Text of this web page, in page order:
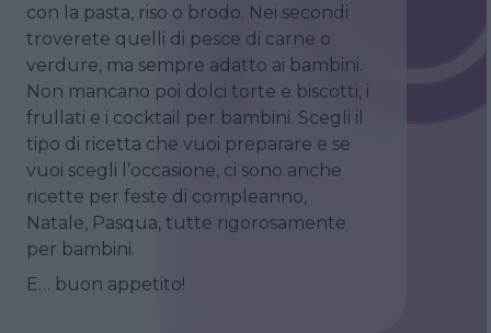
con la pasta, riso o brodo. Nei secondi
troverete quelli di pesce di carne o
verdure, ma sempre adatto ai bambini.
Non mancano poi dolci torte e biscotti, i
frullati e i cocktail per bambini. Scegli il
tipo di ricetta che vuoi preparare e se
vuoi scegli l’occasione, ci sono anche
ricette per feste di compleanno,
Natale, Pasqua, tutte rigorosamente
per bambini.
E… buon appetito!